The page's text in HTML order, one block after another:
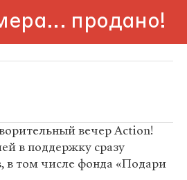
продано!
вечер Action!
в поддержку сразу
в том числе фонда «Подари